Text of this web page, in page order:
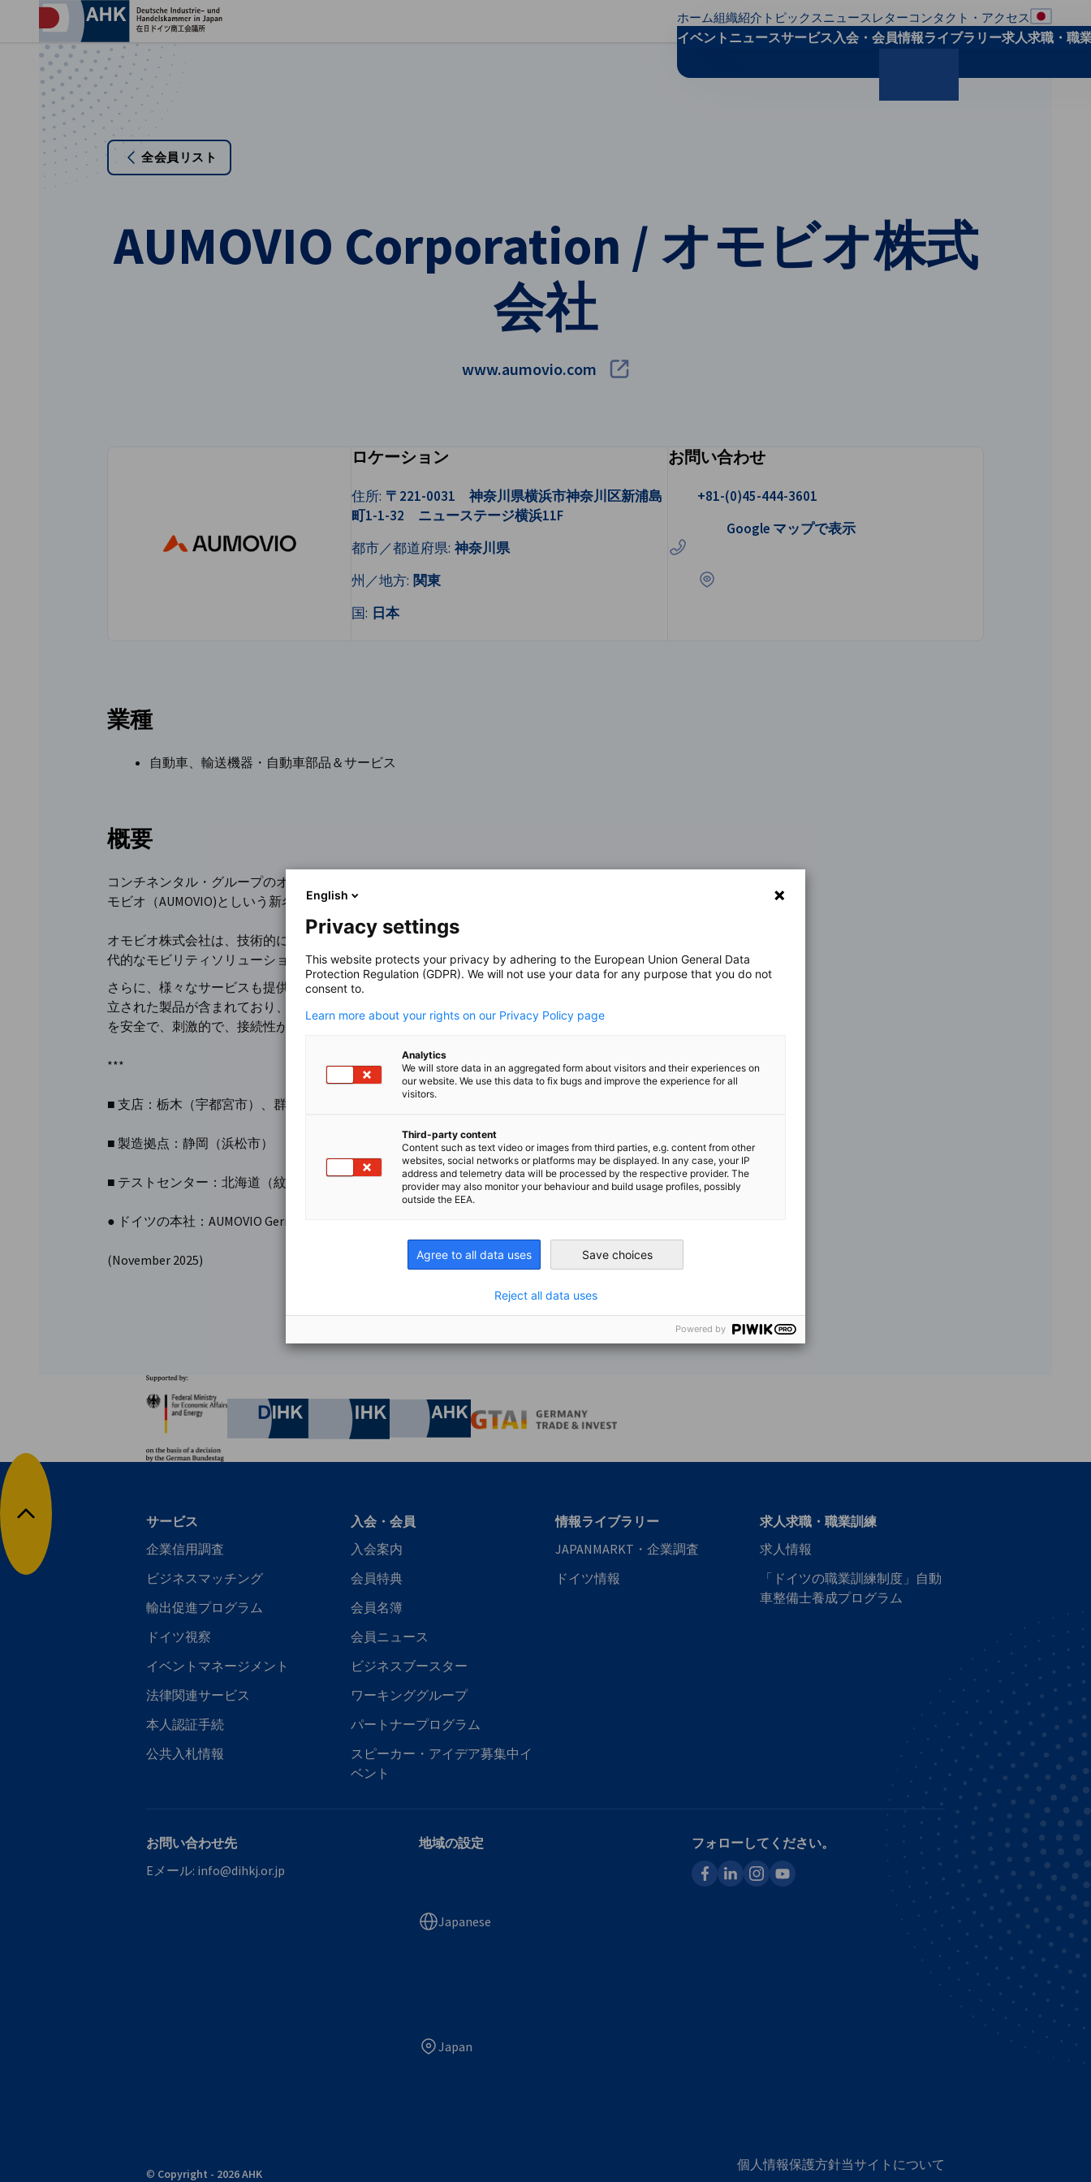
ホーム組織紹介 トピックスニュースレターコンタクト・アクセス
地域の
イベント ニュースサービス入会・会員情報ライブラリー求人求職・職
Japanese
全会員リスト
AUMOVIO Corporation / オモビオ株式
会社
www.aumovio.com
ロケーション
住所: 〒221-0031 神奈川県横浜市神奈川区新浦島
町1-1-32 ニューステージ横浜11F
都市／都道府県: 神奈川県
州／地方: 関東
国: 日本
お問い合わせ
電話をかける
+81-(0)45-444-3601
Google マップで開く
Google マップで表示
業種
自動車、輸送機器・自動車部品＆サービス
概要
コンチネンタル・グループのオートモーティブセクターは、グループからのスピンオフにより、オ
モビオ（AUMOVIO)としいう新名称のもと、新たにスタートしました。
オモビオ株式会社は、技術的に先進的で市場志向の製品、ハードウェア、ソフトウェア、そして現
代的なモビリティソリューションを開発、製造、供給しています。
さらに、様々なサービスも提供しています。当社の多様なポートフォリオには、数多くの非常に確
立された製品が含まれており、強固な市場ポジションを支えています。これは、未来のモビリティ
を安全で、刺激的で、接続性が高く、自律的なものにする上で重要な役割を果たしています。
***
■ 支店：栃木（宇都宮市）、群馬（太田市）、静岡（浜松市）、広島（広島市）
■ 製造拠点：静岡（浜松市）
■ テストセンター：北海道（紋別市）、千葉（旭市）
● ドイツの本社：AUMOVIO Germany GmbH (Frankfurt am Main, ヘッセン州）
(November 2025)
パートナー
German Chamber of Commerce and Industry
Chamber of Commerce and Industry
AHK.de
トップに戻る
サービス
企業信用調査
ビジネスマッチング
輸出促進プログラム
ドイツ視察
イベントマネージメント
法律関連サービス
本人認証手続
公共入札情報
入会・会員
入会案内
会員特典
会員名簿
会員ニュース
ビジネスブースター
ワーキンググループ
パートナープログラム
スピーカー・アイデア募集中イ
ベント
情報ライブラリー
JAPANMARKT・企業調査
ドイツ情報
求人求職・職業訓練
求人情報
「ドイツの職業訓練制度」自動
車整備士養成プログラム
お問い合わせ先
Eメール: info@dihkj.or.jp
地域の設定
Japanese
Japan
フォローしてください。
facebooklinkedininstagram
youtube
個人情報保護方針当サイトについて
© Copyright - 2026 AHK
English
Privacy settings
This website protects your privacy by adhering to the European Union General Data
Protection Regulation (GDPR). We will not use your data for any purpose that you do not
consent to.
Learn more about your rights on our Privacy Policy page
Analytics
We will store data in an aggregated form about visitors and their experiences on
our website. We use this data to fix bugs and improve the experience for all
visitors.
Third-party content
Content such as text video or images from third parties, e.g. content from other
websites, social networks or platforms may be displayed. In any case, your IP
address and telemetry data will be processed by the respective provider. The
provider may also monitor your behaviour and build usage profiles, possibly
outside the EEA.
Agree to all data uses Save choices
Reject all data uses
Powered by